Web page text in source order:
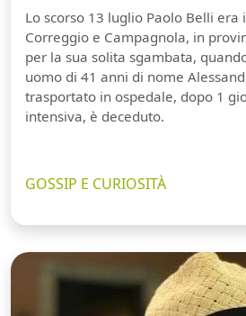
Lo scorso 13 luglio Paolo Belli era
Correggio e Campagnola, in
per la sua solita sgambata,
uomo di 41 anni di nome
trasportato in ospedale, dopo 1
intensiva, è deceduto.
GOSSIP E CURIOSITÀ